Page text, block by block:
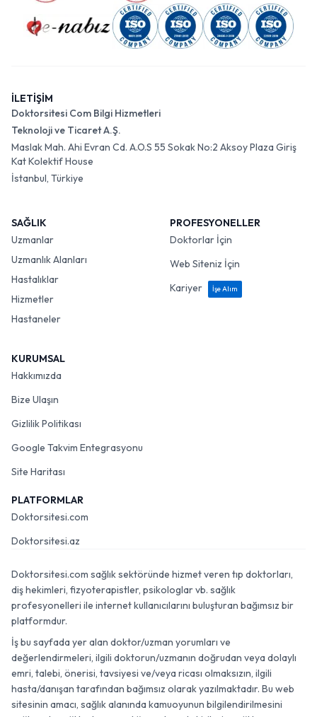
İLETİŞİM
Doktorsitesi Com Bilgi Hizmetleri
Teknoloji ve Ticaret A.Ş.
Maslak Mah. Ahi Evran Cd. A.O.S 55 Sokak No:2 Aksoy Plaza Giriş
Kat Kolektif House
İstanbul, Türkiye
SAĞLIK
Uzmanlar
Uzmanlık Alanları
Hastalıklar
Hizmetler
Hastaneler
PROFESYONELLER
Doktorlar İçin
Web Siteniz İçin
Kariyer
İşe Alım
KURUMSAL
Hakkımızda
Bize Ulaşın
Gizlilik Politikası
Google Takvim Entegrasyonu
Site Haritası
PLATFORMLAR
Doktorsitesi.com
Doktorsitesi.az
Doktorsitesi.com sağlık sektöründe hizmet veren tıp doktorları,
diş hekimleri, fizyoterapistler, psikologlar vb. sağlık
profesyonelleri ile internet kullanıcılarını buluşturan bağımsız bir
platformdur.
İş bu sayfada yer alan doktor/uzman yorumları ve
değerlendirmeleri, ilgili doktorun/uzmanın doğrudan veya dolaylı
emri, talebi, önerisi, tavsiyesi ve/veya ricası olmaksızın, ilgili
hasta/danışan tarafından bağımsız olarak yazılmaktadır. Bu web
sitesinin amacı, sağlık alanında kamuoyunun bilgilendirilmesini